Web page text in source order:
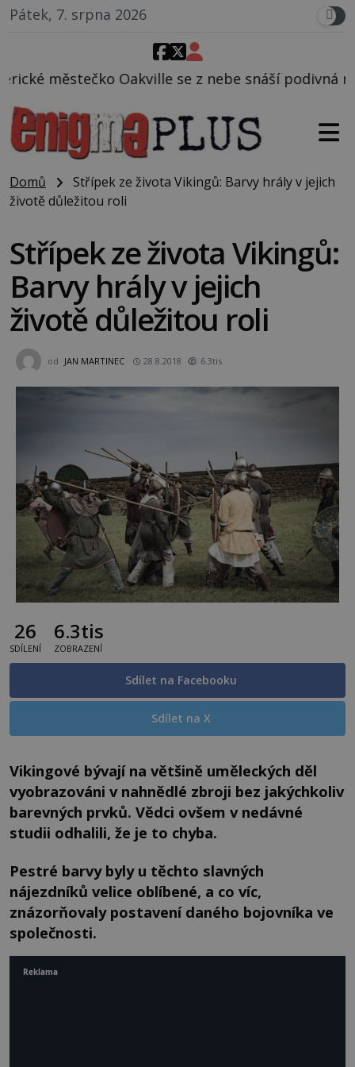
Pátek, 7. srpna 2026
se z nebe snáší podivná rosolovitá látka
Domů
Střípek ze života Vikingů: Barvy hrály v jejich
životě důležitou roli
Střípek ze života Vikingů:
Barvy hrály v jejich
životě důležitou roli
od JAN MARTINEC 28.8.2018 6.3tis
26
SDÍLENÍ
6.3tis
ZOBRAZENÍ
Sdílet na Facebooku
Sdílet na X
Vikingové bývají na většině uměleckých děl
vyobrazováni v nahnědlé zbroji bez jakýchkoliv
barevných prvků. Vědci ovšem v nedávné
studii odhalili, že je to chyba.
Pestré barvy byly u těchto slavných
nájezdníků velice oblíbené, a co víc,
znázorňovaly postavení daného bojovníka ve
společnosti.
Reklama